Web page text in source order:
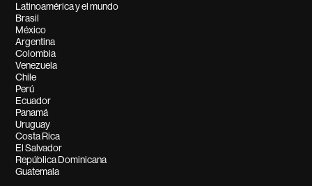
Latinoamérica y el mundo
Brasil
México
Argentina
Colombia
Venezuela
Chile
Perú
Ecuador
Panamá
Uruguay
Costa Rica
El Salvador
República Dominicana
Guatemala